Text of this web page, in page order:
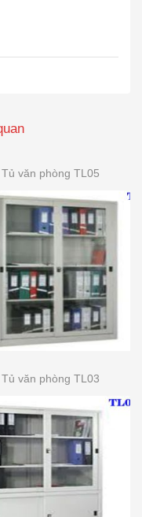
Tủ văn phòng TL05
Tủ văn phòng TL03